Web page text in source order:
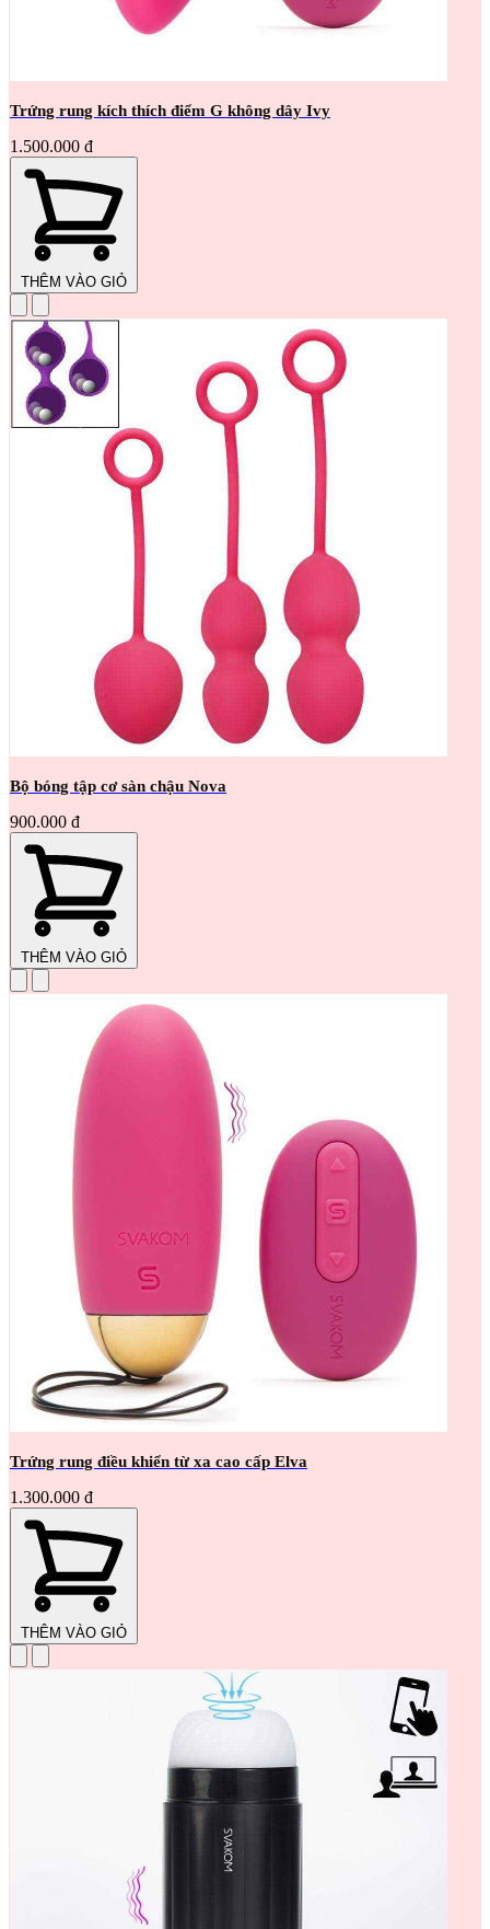
Trứng rung kích thích điểm G không dây Ivy
1.500.000 đ
THÊM VÀO GIỎ
Bộ bóng tập cơ sàn chậu Nova
900.000 đ
THÊM VÀO GIỎ
Trứng rung điều khiển từ xa cao cấp Elva
1.300.000 đ
THÊM VÀO GIỎ